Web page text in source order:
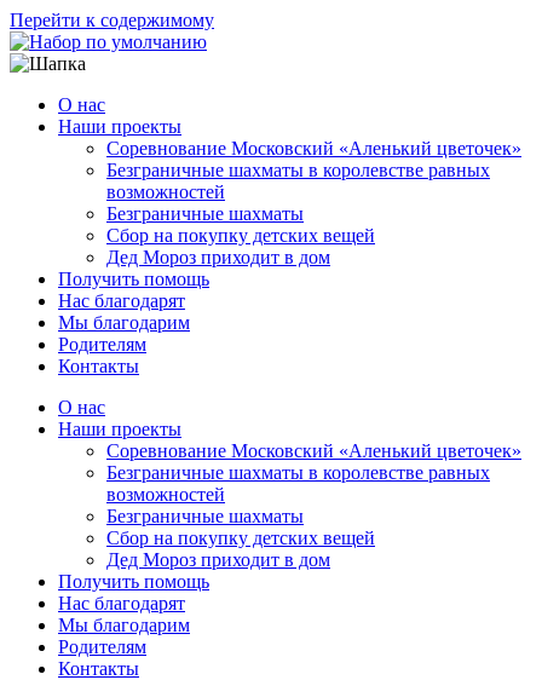
Перейти к содержимому
О нас
Наши проекты
Соревнование Московский «Аленький цветочек»
Безграничные шахматы в королевстве равных
возможностей
Безграничные шахматы
Сбор на покупку детских вещей
Дед Мороз приходит в дом
Получить помощь
Нас благодарят
Мы благодарим
Родителям
Контакты
О нас
Наши проекты
Соревнование Московский «Аленький цветочек»
Безграничные шахматы в королевстве равных
возможностей
Безграничные шахматы
Сбор на покупку детских вещей
Дед Мороз приходит в дом
Получить помощь
Нас благодарят
Мы благодарим
Родителям
Контакты